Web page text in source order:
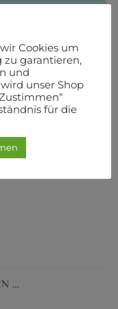
à 10 Inch.
einer
…
Cookies um
zu garantieren,
und
unser Shop
für die